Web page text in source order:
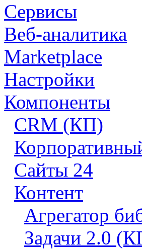
Сервисы
Веб-аналитика
Marketplace
Настройки
Компоненты
CRM (КП)
Сайты 24
Контент
Агрегатор
Задачи 2.0